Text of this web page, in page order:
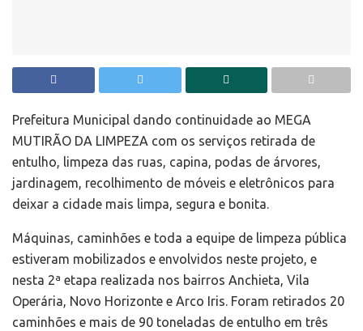
Prefeitura Municipal dando continuidade ao MEGA
MUTIRÃO DA LIMPEZA com os serviços retirada de
entulho, limpeza das ruas, capina, podas de árvores,
jardinagem, recolhimento de móveis e eletrônicos para
deixar a cidade mais limpa, segura e bonita.
Máquinas, caminhões e toda a equipe de limpeza pública
estiveram mobilizados e envolvidos neste projeto, e
nesta 2ª etapa realizada nos bairros Anchieta, Vila
Operária, Novo Horizonte e Arco Iris. Foram retirados 20
caminhões e mais de 90 toneladas de entulho em três